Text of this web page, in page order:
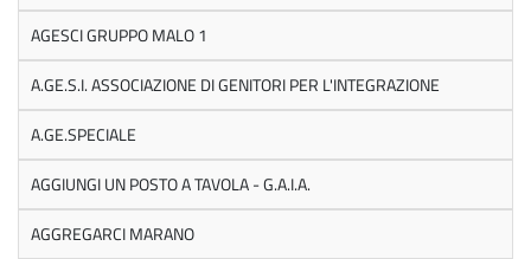
AGESCI GRUPPO MALO 1
A.GE.S.I. ASSOCIAZIONE DI GENITORI PER L'INTEGRAZIONE
A.GE.SPECIALE
AGGIUNGI UN POSTO A TAVOLA - G.A.I.A.
AGGREGARCI MARANO